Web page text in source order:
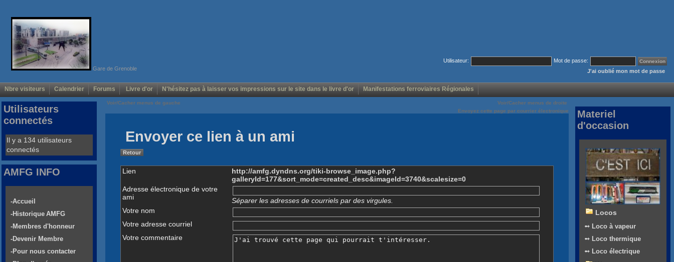
Gare de Grenoble
Utilisateur:
Mot de passe:
J'ai oublié mon mot de passe
Nbre visiteurs Calendrier Forums Livre d'or N'hésitez pas à laisser vos impressions sur le site dans le livre d'or Manifestations ferroviaires Régionales
Voir/Cacher menus de gauche
Voir/Cacher menus de droite
Envoyez cette page par courrier électronique
Envoyer ce lien à un ami
Retour
Lien
http://amfg.dyndns.org/tiki-browse_image.php?
galleryId=177&sort_mode=created_desc&imageId=3740&scalesize=0
Adresse électronique de votre
ami
Séparer les adresses de courriels par des virgules.
Votre nom
Votre adresse courriel
Votre commentaire
Utilisateurs
connectés
Il y a 134 utilisateurs
connectés
AMFG INFO
-Accueil
-Historique AMFG
-Membres d'honneur
-Devenir Membre
-Pour nous contacter
Materiel
d'occasion
Locos
➻ Loco à vapeur
➻ Loco thermique
➻ Loco électrique